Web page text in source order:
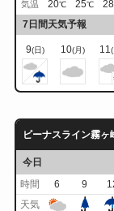
気温 20℃ 25℃ 28
7日間天気予報
9(日) 10(月) 11
ビーナスライン霧
今日
時間
6 9
天気